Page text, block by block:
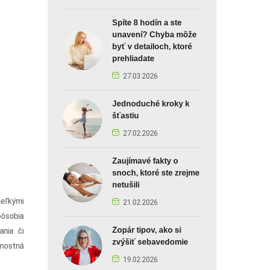
či
Spíte 8 hodín a ste
unavení? Chyba môže
byť v detailoch, ktoré
prehliadate
27.03.2026
Jednoduché kroky k
šťastiu
27.02.2026
Zaujímavé fakty o
snoch, ktoré ste zrejme
netušili
21.02.2026
Zopár tipov, ako si
zvýšiť sebavedomie
19.02.2026